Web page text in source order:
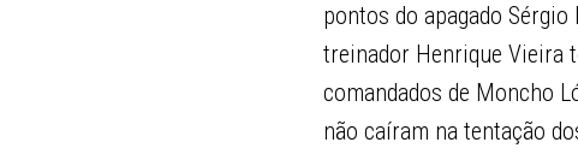
pontos do apagado
treinador Henrique Vieira
comandados de Moncho
não caíram na tentação